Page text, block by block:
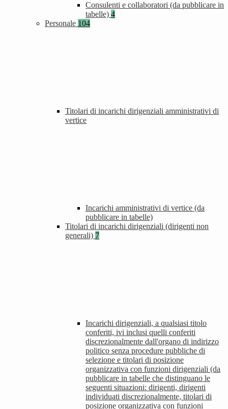
Consulenti e collaboratori (da pubblicare in
tabelle) 4
Personale 104
Titolari di incarichi dirigenziali amministrativi di
vertice
Incarichi amministrativi di vertice (da
pubblicare in tabelle)
Titolari di incarichi dirigenziali (dirigenti non
generali) 7
Incarichi dirigenziali, a qualsiasi titolo
conferiti, ivi inclusi quelli conferiti
discrezionalmente dall'organo di indirizzo
politico senza procedure pubbliche di
selezione e titolari di posizione
organizzativa con funzioni dirigenziali (da
pubblicare in tabelle che distinguano le
seguenti situazioni: dirigenti, dirigenti
individuati discrezionalmente, titolari di
posizione organizzativa con funzioni